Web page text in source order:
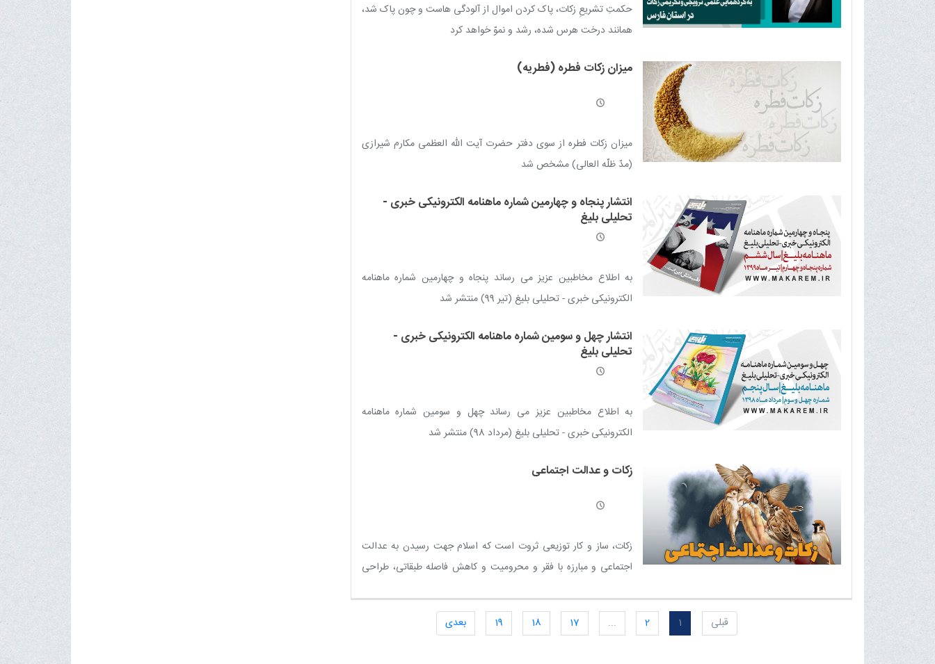
حکمتِ تشریعِ زکات، پاک کردن اموال از آلودگی هاست و چون پاک شد،
همانند درخت هرس شده، رشد و نموّ خواهد کرد
میزان زکات فطره (فطریه)
میزان زکات فطره از سوی دفتر حضرت آیت الله العظمی مکارم شیرازی
(مدّ ظلّه العالی) مشخص شد
انتشار پنجاه و چهارمین شماره ماهنامه الکترونیکی خبری -
تحلیلی بلیغ
به اطلاع مخاطبین عزیز می رساند پنجاه و چهارمین شماره ماهنامه
الکترونیکی خبری - تحلیلی بلیغ (تیر 99) منتشر شد
انتشار چهل و سومین شماره ماهنامه الکترونیکی خبری -
تحلیلی بلیغ
به اطلاع مخاطبین عزیز می رساند چهل و سومین شماره ماهنامه
الکترونیکی خبری - تحلیلی بلیغ (مرداد 98) منتشر شد
زکات و عدالت اجتماعی
زكات‏، ساز و كار توزيعى ثروت است كه اسلام جهت رسيدن به عدالت‏
اجتماعى و مبارزه با فقر و محروميت و كاهش فاصله طبقاتی، طراحى
قبلی 1
2
...
17
18
19 بعدی